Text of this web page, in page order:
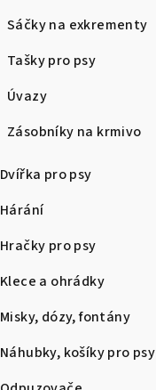
Sáčky na exkrementy
Tašky pro psy
Úvazy
Zásobníky na krmivo
Dvířka pro psy
Hárání
Hračky pro psy
Klece a ohrádky
Misky, dózy, fontány
Náhubky, košíky pro psy